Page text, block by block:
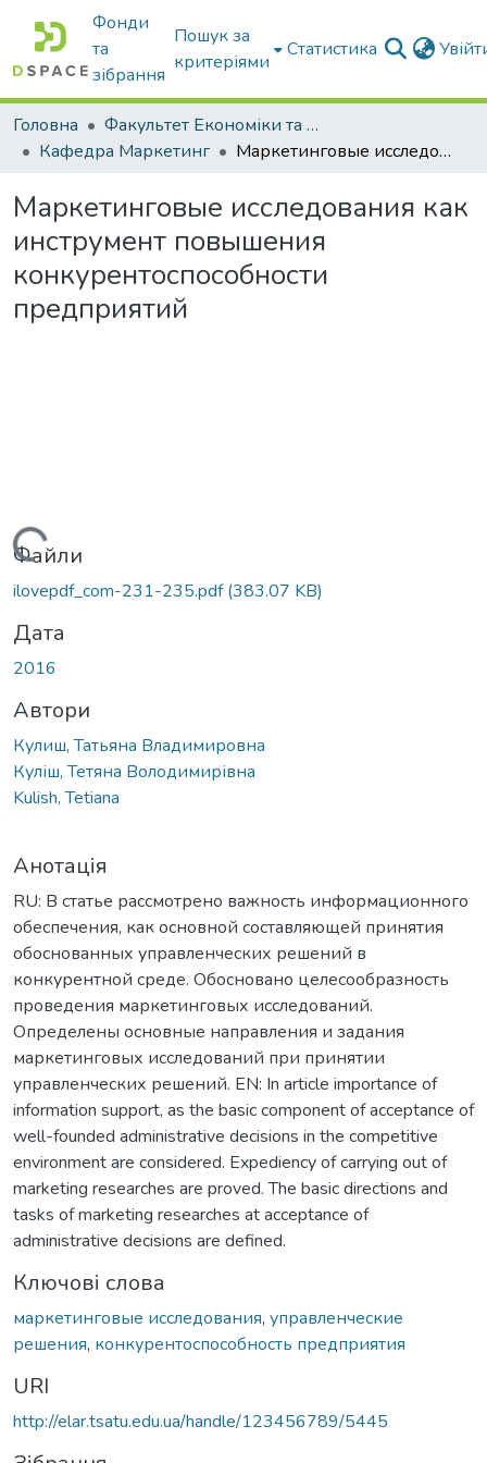
Фонди
та
зібрання
Пошук за
критеріями
Статистика
Головна
Факультет Економіки та бізнесу
Кафедра Маркетинг
Маркетинговые исследования как инструмент повышения конкурентоспособности предприятий
Маркетинговые исследования как
инструмент повышения
конкурентоспособности
предприятий
Вантажиться...
Файли
ilovepdf_com-231-235.pdf(383.07 KB)
Дата
2016
Автори
Кулиш, Татьяна Владимировна
Куліш, Тетяна Володимирівна
Kulish, Tetiana
Анотація
RU: В статье рассмотрено важность информационного
обеспечения, как основной составляющей принятия
обоснованных управленческих решений в
конкурентной среде. Обосновано целесообразность
проведения маркетинговых исследований.
Определены основные направления и задания
маркетинговых исследований при принятии
управленческих решений. EN: In article importance of
information support, as the basic component of acceptance of
well-founded administrative decisions in the competitive
environment are considered. Expediency of carrying out of
marketing researches are proved. The basic directions and
tasks of marketing researches at acceptance of
administrative decisions are defined.
Ключові слова
маркетинговые исследования, управленческие
решения, конкурентоспособность предприятия
URI
http://elar.tsatu.edu.ua/handle/123456789/5445